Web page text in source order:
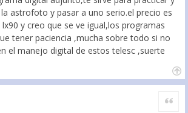
astrofoto y pasar a uno serio.el precio es
y creo que se ve igual,los programas
tener paciencia ,mucha sobre todo si no
el manejo digital de estos telesc ,suerte
Citar